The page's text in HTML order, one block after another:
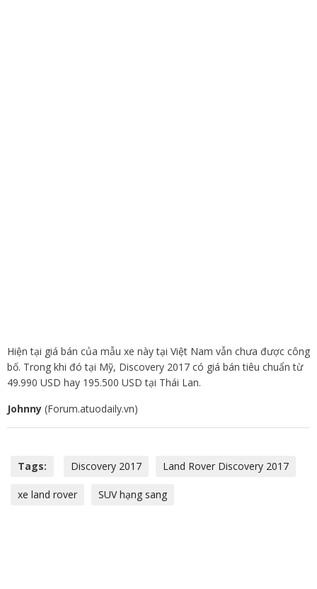
Hiện tại giá bán của mẫu xe này tại Việt Nam vẫn chưa được công
bố. Trong khi đó tại Mỹ, Discovery 2017 có giá bán tiêu chuẩn từ
49.990 USD hay 195.500 USD tại Thái Lan.
Johnny (Forum.atuodaily.vn)
Tags: Discovery 2017 Land Rover Discovery 2017
xe land rover SUV hạng sang